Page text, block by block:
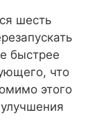
шесть
быстрее
что
этого